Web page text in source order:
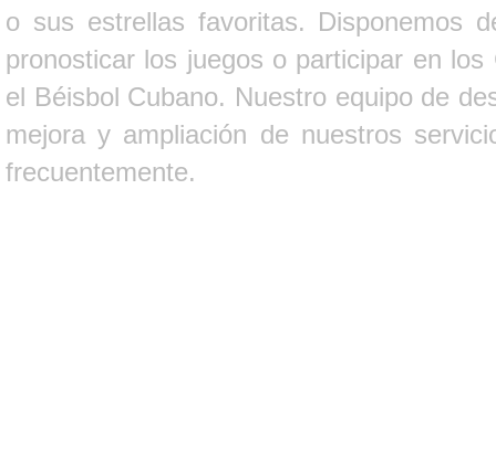
o sus estrellas favoritas. Disponemos
pronosticar los juegos o participar en
el Béisbol Cubano. Nuestro equipo de
mejora y ampliación de nuestros
frecuentemente.